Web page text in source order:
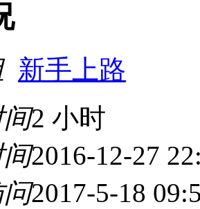
新手上路
2 小时
2016-12-27
2017-5-18